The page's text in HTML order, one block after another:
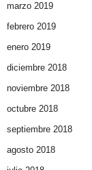
marzo 2019
febrero 2019
enero 2019
diciembre 2018
noviembre 2018
octubre 2018
septiembre 2018
agosto 2018